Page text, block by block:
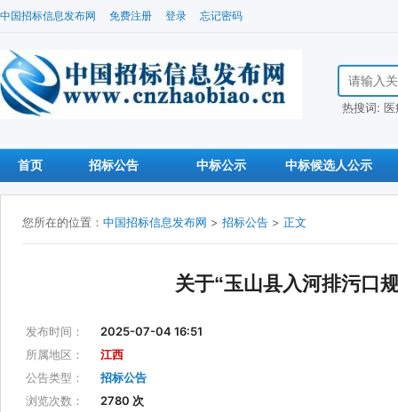
中国招标信息发布网 免费注册 登录 忘记密码
搜索招标信
热搜词:
首页 招标公告 中标公示 中标候选人公示
您所在的位置： 中国招标信息发布网 > 招标公告 > 正文
关于“玉山县入河排污口
发布时间：
2025-07-04 16:51
所属地区：
江西
公告类型：
招标公告
浏览次数：
2780 次